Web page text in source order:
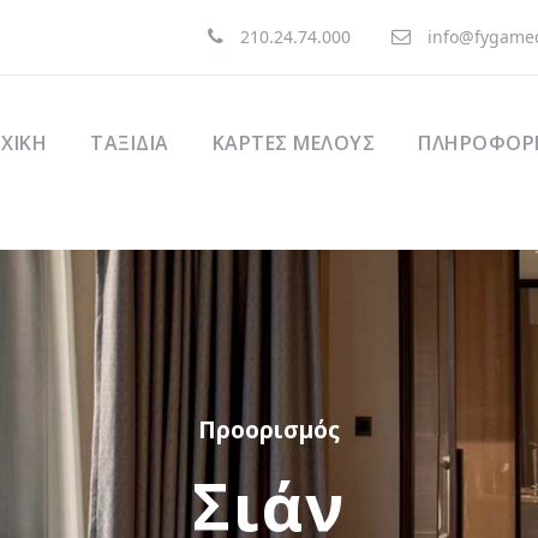
210.24.74.000
ΤΑΞΊΔΙΑ ΚΑΡΤΕΣ ΜΕΛΟΥΣ
Προορισμός
Σιάν